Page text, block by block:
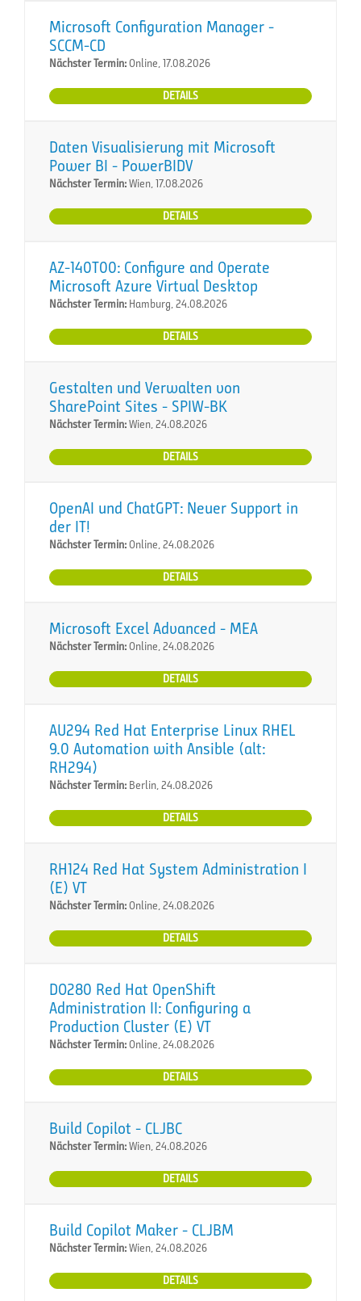
Microsoft Configuration Manager -
SCCM-CD
Nächster Termin:Online, 17.08.2026
DETAILS
Daten Visualisierung mit Microsoft
Power BI - PowerBIDV
Nächster Termin:Wien, 17.08.2026
DETAILS
AZ-140T00: Configure and Operate
Microsoft Azure Virtual Desktop
Nächster Termin: Hamburg, 24.08.2026
DETAILS
Gestalten und Verwalten von
SharePoint Sites - SPIW-BK
Nächster Termin:Wien, 24.08.2026
DETAILS
OpenAI und ChatGPT: Neuer Support in
der IT!
Nächster Termin:Online, 24.08.2026
DETAILS
Microsoft Excel Advanced - MEA
Nächster Termin:Online, 24.08.2026
DETAILS
AU294 Red Hat Enterprise Linux RHEL
9.0 Automation with Ansible (alt:
RH294)
Nächster Termin: Berlin, 24.08.2026
DETAILS
RH124 Red Hat System Administration I
(E) VT
Nächster Termin:Online, 24.08.2026
DETAILS
DO280 Red Hat OpenShift
Administration II: Configuring a
Production Cluster (E) VT
Nächster Termin:Online, 24.08.2026
DETAILS
Build Copilot - CLJBC
Nächster Termin:Wien, 24.08.2026
DETAILS
Build Copilot Maker - CLJBM
Nächster Termin:Wien, 24.08.2026
DETAILS